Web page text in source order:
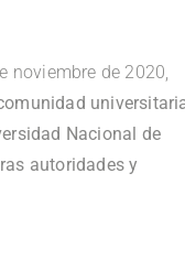
noviembre de 2020,
Nacional de
autoridades y